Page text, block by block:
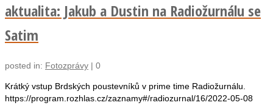
aktualita: Jakub a Dustin na Radiožurnálu se
Satim
posted in: Fotozprávy | 0
Krátký vstup Brdských poustevníků v prime time Radiožurnálu.
https://program.rozhlas.cz/zaznamy#/radiozurnal/16/2022-05-08